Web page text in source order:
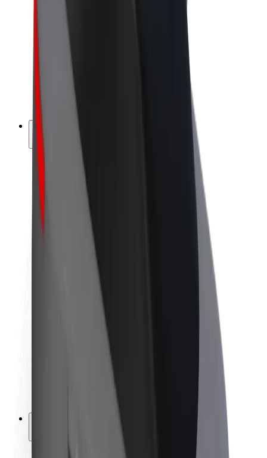
Partneři Bolt Food
Flotily
Franšízy
O společnosti Bolt
Udržitelnost podle Boltu
Projekt Zero
Tiskové centrum
Pokyny ke značce
Vztahy s investory
Bezpečnost cestujících